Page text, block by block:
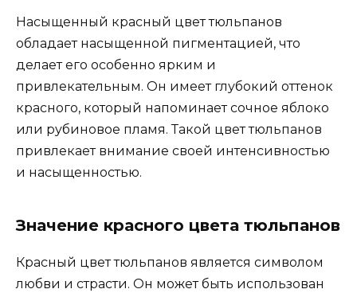
Насыщенный красный цвет тюльпанов
обладает насыщенной пигментацией, что
делает его особенно ярким и
привлекательным. Он имеет глубокий оттенок
красного, который напоминает сочное яблоко
или рубиновое пламя. Такой цвет тюльпанов
привлекает внимание своей интенсивностью
и насыщенностью.
Значение красного цвета тюльпанов
Красный цвет тюльпанов является символом
любви и страсти. Он может быть использован